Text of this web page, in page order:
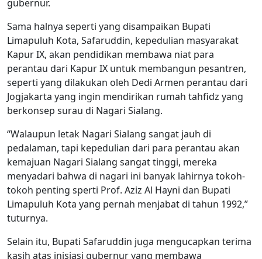
gubernur.
Sama halnya seperti yang disampaikan Bupati
Limapuluh Kota, Safaruddin, kepedulian masyarakat
Kapur IX, akan pendidikan membawa niat para
perantau dari Kapur IX untuk membangun pesantren,
seperti yang dilakukan oleh Dedi Armen perantau dari
Jogjakarta yang ingin mendirikan rumah tahfidz yang
berkonsep surau di Nagari Sialang.
“Walaupun letak Nagari Sialang sangat jauh di
pedalaman, tapi kepedulian dari para perantau akan
kemajuan Nagari Sialang sangat tinggi, mereka
menyadari bahwa di nagari ini banyak lahirnya tokoh-
tokoh penting sperti Prof. Aziz Al Hayni dan Bupati
Limapuluh Kota yang pernah menjabat di tahun 1992,”
tuturnya.
Selain itu, Bupati Safaruddin juga mengucapkan terima
kasih atas inisiasi gubernur yang membawa